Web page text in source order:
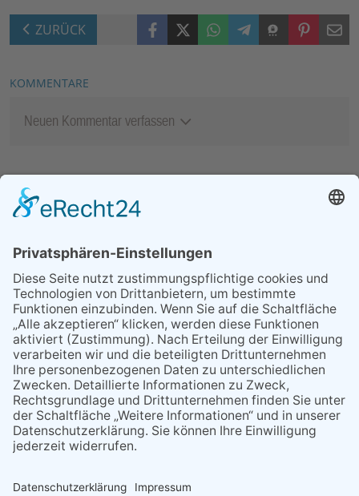
ZURÜCK FacebookX (Twitter)WhatsAppTelegramThreemaPinterestMail
KOMMENTARE
Neuen Kommentar verfassen
25.06.2026
ab sofort möglich
29.05.2026
Was Tschernobyl vor 40
Jahren für Kriftel bedeutete
26.06.2026
Petrus meinte es gut mit dem
Lindenblütenfest
09.04.2026
Rückblick auf ein
erfolgreiches Jahr
30.04.2026
Teilrückstufungsantrag für
ASP-Gebiet in Hessen
erfolgreich